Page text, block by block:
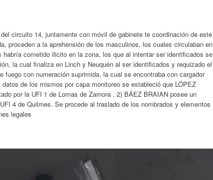
circuito 14, juntamente con móvil de gabinete te coordinación de este
proceden a la aprehensión de los masculinos, los cuales circulaban en
cometido ilicito en la zona, los que al intentar ser identificados se
la cual finaliza en Linch y Neuquén al ser identificados y requizado el
fuego con numeración suprimida, la cual se encontraba con cargador
de los mismos por capa monitoreo se estableció que LÓPEZ
por la UFI 1 de Lomas de Zamora . 2) BÁEZ BRAIAN posee un
4 de Quilmes. Se procede al traslado de los nombrados y elementos
legales